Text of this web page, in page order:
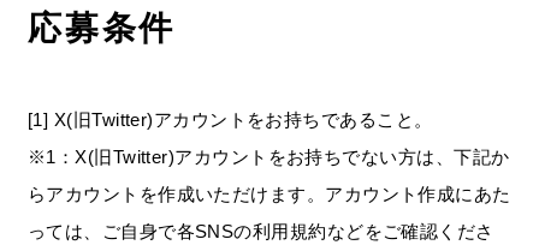
応募条件
[1] X(旧Twitter)アカウントをお持ちであること。
※1：X(旧Twitter)アカウントをお持ちでない方は、下記か
らアカウントを作成いただけます。アカウント作成にあた
っては、ご自身で各SNSの利用規約などをご確認くださ